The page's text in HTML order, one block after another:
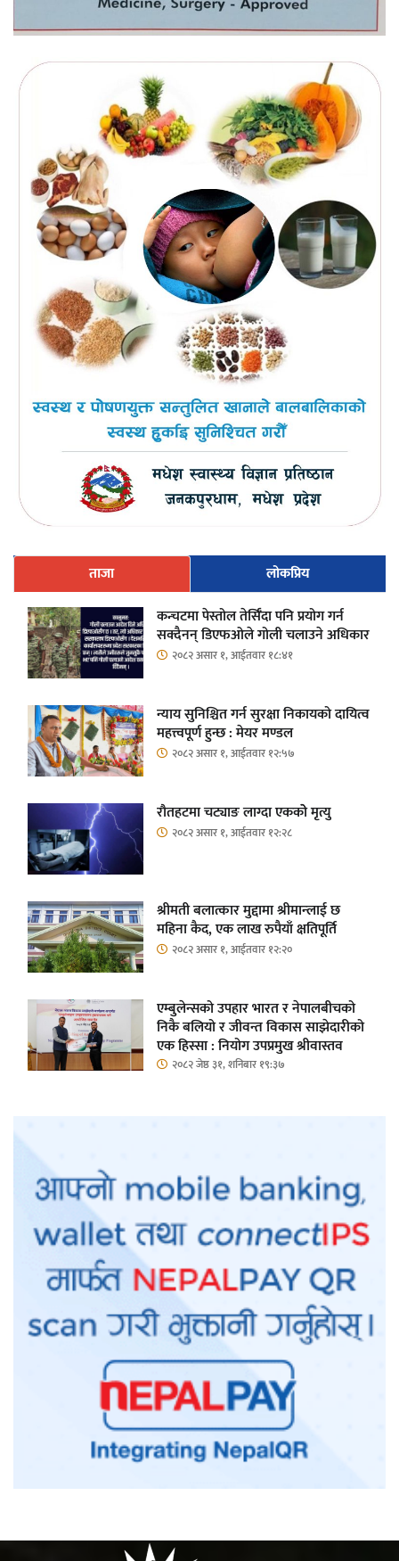
ताजा
लोकप्रिय
कन्चटमा पेस्तोल तेर्सिँदा पनि प्रयोग गर्न
सक्दैनन् डिएफओले गोली चलाउने अधिकार
२०८२ असार १, आईतवार १८:४१
न्याय सुनिश्चित गर्न सुरक्षा निकायको दायित्व
महत्त्वपूर्ण हुन्छ : मेयर मण्डल
२०८२ असार १, आईतवार १२:५७
रौतहटमा चट्याङ लाग्दा एककोे मृत्यु
२०८२ असार १, आईतवार १२:२८
श्रीमती बलात्कार मुद्दामा श्रीमान्लाई छ
महिना कैद, एक लाख रुपैयाँ क्षतिपूर्ति
२०८२ असार १, आईतवार १२:२०
एम्बुलेन्सको उपहार भारत र नेपालबीचको
निकै बलियो र जीवन्त विकास साझेदारीको
एक हिस्सा : नियोग उपप्रमुख श्रीवास्तव
२०८२ जेष्ठ ३१, शनिबार १९:३७